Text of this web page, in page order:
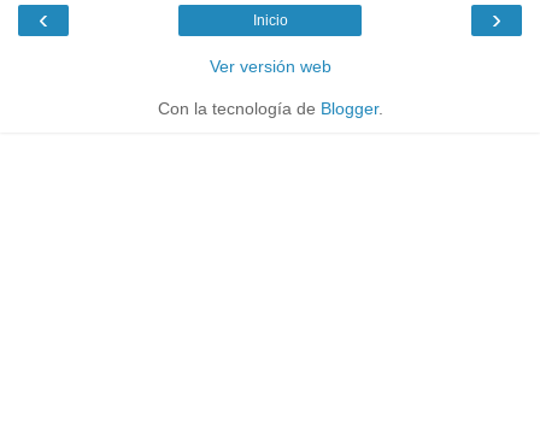
‹ ›
Inicio
Ver versión web
Con la tecnología de Blogger.